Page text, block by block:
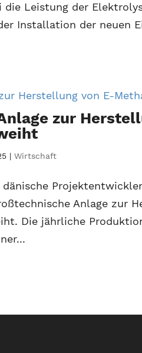
die Leistung der
Installation der neuen
zur
|Wirtschaft
Anlage zur
Die jährliche